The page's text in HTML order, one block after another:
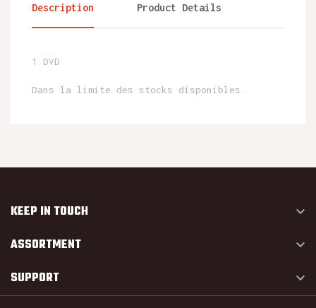
Description Product Details
1 DVD
Dans la limite des stocks disponibles.
KEEP IN TOUCH 
ASSORTMENT 
SUPPORT 